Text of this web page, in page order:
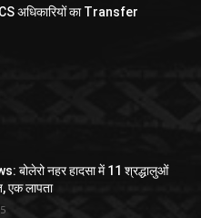
अधिकारियों का Transfer
बोलेरो नहर हादसा में 11 श्रद्धालुओं
एक लापता